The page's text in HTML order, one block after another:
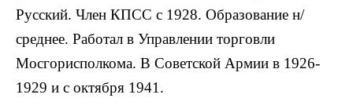
Русский. Член КПСС с 1928. Обра­зование н/
среднее. Работал в Управле­нии торговли
Мосгорисполкома. В Советской Армии в 1926-
1929 и с октября 1941.